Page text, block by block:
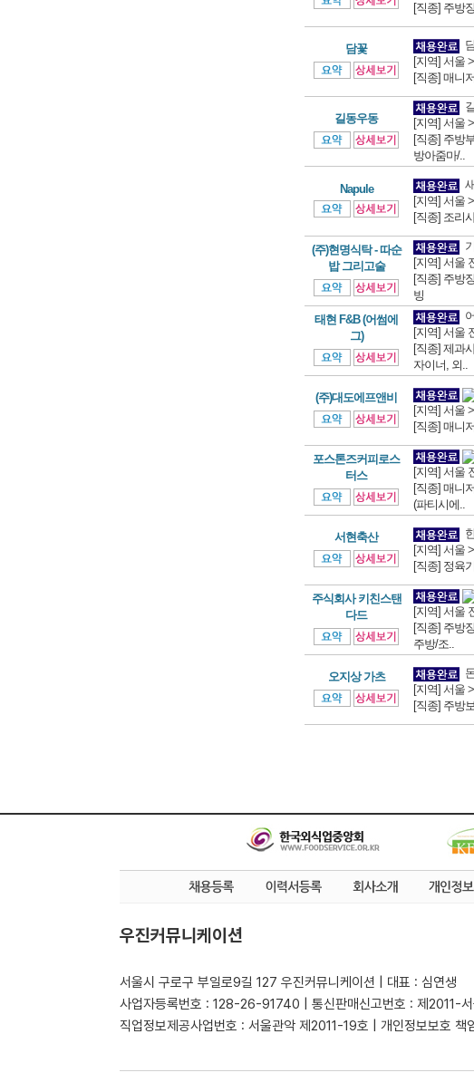
[직종] 주방
담꽃
[지역] 서울
[직종] 매니
길동우동
[지역] 서울
[직종] 주방
방아줌마/..
Napule
[지역] 서울
[직종] 조리
(주)현명식탁 - 따순
밥 그리고술
[지역] 서울
[직종] 주방
빙
태현 F&B (어썸에
그)
[지역] 서울
[직종] 제과
자이너, 외..
(주)대도에프앤비
[지역] 서울
[직종] 매니
포스톤즈커피로스
터스
[지역] 서울
[직종] 매니
(파티시에..
서현축산
[지역] 서울
[직종] 정육
주식회사 키친스탠
다드
[지역] 서울
[직종] 주방
주방/조..
오지상 가츠
[지역] 서울
[직종] 주방
우진커뮤니케이션
서울시 구로구 부일로9길 127 우진커뮤니케이션 | 대표 : 심연생
사업자등록번호 : 128-26-91740 | 통신판매신고번호 : 제2011-
직업정보제공사업번호 : 서울관악 제2011-19호 | 개인정보보호 책